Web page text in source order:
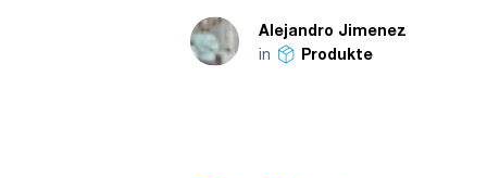
Alejandro Jimenez
in Produkte